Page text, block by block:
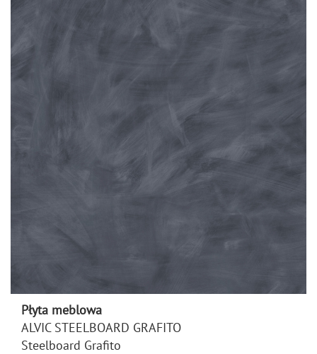
Płyta meblowa
ALVIC STEELBOARD GRAFITO
Steelboard Grafito